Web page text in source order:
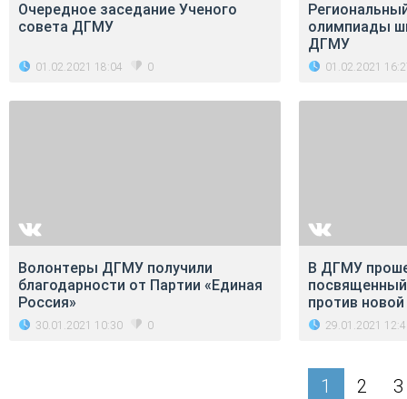
Очередное заседание Ученого
совета ДГМУ
01.02.2021 18:04 0
олимпиады
ДГМУ
01.02.2021
Волонтеры ДГМУ получили
благодарности от Партии «Единая
Россия»
30.01.2021 10:30 0
В ДГМУ
против
29.01.2021
1 2 3